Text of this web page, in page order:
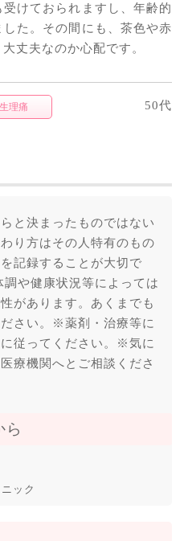
けておられますし、年齢的
た。その間にも、茶色や赤
丈夫なのか心配です。
理痛 50代
と決まったものではない
り方はその人特有のもの
記録することが大切で
や健康状況等によっては
があります。あくまでも
さい。※薬剤・治療等に
従ってください。※気に
療機関へとご相談くださ
ら
ック